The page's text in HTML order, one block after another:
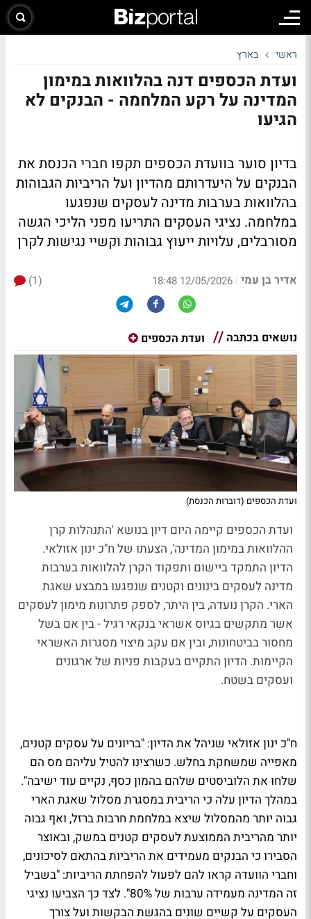
ראשי בארץ
ועדת הכספים דנה בהלוואות במימון
המדינה על רקע המלחמה - הבנקים לא
הגיעו
בדיון סוער בוועדת הכספים תקפו חברי הכנסת את
הבנקים על היעדרותם מהדיון ועל הריביות הגבוהות
בהלוואות בערבות מדינה לעסקים שנפגעו
במלחמה. נציגי העסקים התריעו מפני הליכי הגשה
מסורבלים, עלויות ייעוץ גבוהות וקשיי נגישות לקרן
אדיר בן עמי |
12/05/2026 18:48
(1)
נושאים בכתבה ועדת הכספים
ועדת הכספים (דוברות הכנסת)
ועדת הכספים קיימה היום דיון בנושא 'התנהלות קרן
ההלוואות במימון המדינה', הצעתו של ח"כ ינון אזולאי.
הדיון התמקד ביישום ותפקוד הקרן להלוואות בערבות
מדינה לעסקים בינונים וקטנים שנפגעו במבצע שאגת
הארי. הקרן נועדה, בין היתר, לספק פתרונות מימון לעסקים
אשר מתקשים בגיוס אשראי בנקאי רגיל - בין אם בשל
מחסור בביטחונות, ובין אם עקב מיצוי מסגרות האשראי
הקיימות. הדיון התקיים בעקבות פניות של ארגונים
ועסקים בשטח.
ח"כ ינון אזולאי שניהל את הדיון: "בריונים על עסקים קטנים,
מאפייה שמשחקת בחלש. כשרצינו להטיל עליהם מס הם
שלחו את הלוביסטים שלהם בהמון כסף, נקיים עוד ישיבה".
במהלך הדיון עלה כי הריבית במסגרת מסלול שאגת הארי
גבוה יותר מהמסלול שיצא במלחמת חרבות ברזל, ואף גבוה
יותר מהריבית הממוצעת לעסקים קטנים במשק, ובאוצר
הסבירו כי הבנקים מעמידים את הריביות בהתאם לסיכונים,
וחברי הוועדה קראו להם לפעול להפחתת הריביות: "בשביל
זה המדינה מעמידה ערבות של 80%". לצד כך הצביעו נציגי
העסקים על קשיים שונים בהגשת הבקשות ועל צורך